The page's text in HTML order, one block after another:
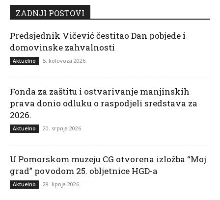
ZADNJI POSTOVI
Predsjednik Vičević čestitao Dan pobjede i
domovinske zahvalnosti
Aktuelno 5. kolovoza 2026.
Fonda za zaštitu i ostvarivanje manjinskih
prava donio odluku o raspodjeli sredstava za
2026.
Aktuelno 20. srpnja 2026.
U Pomorskom muzeju CG otvorena izložba “Moj
grad” povodom 25. obljetnice HGD-a
Aktuelno 28. lipnja 2026.